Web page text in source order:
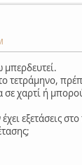
τετράμηνο,
χαρτί ή
εξετάσεις στο